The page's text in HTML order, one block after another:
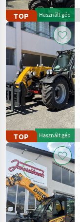
TOP Használt gép
TOP Használt gép